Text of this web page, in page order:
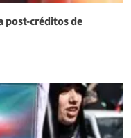
post-créditos de